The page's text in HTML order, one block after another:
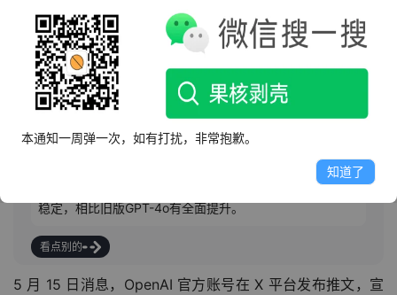
AI摘要
此内容由AI根据文章内容自动生成，并已由人工审核
5月14日，OpenAI在ChatGPT中引入GPT-4.1模型，Pro、
Plus和Team用户可立即选择，Enterprise和Edu用户将在
几周内获得权限。同时，GPT-4.1 mini向所有用户开放。
GPT-4.1擅长编程，注重效率，避免冗长输出，整体性能与
最新版GPT-4o相当或更优，任务执行更精确，输出质量更
稳定，相比旧版GPT-4o有全面提升。
看点别的
5 月 15 日消息，OpenAI 官方账号在 X 平台发布推文，宣
本通知一周弹一次，如有打扰，非常抱歉。
知道了